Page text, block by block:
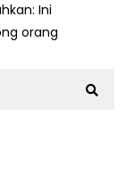
Ini
orang